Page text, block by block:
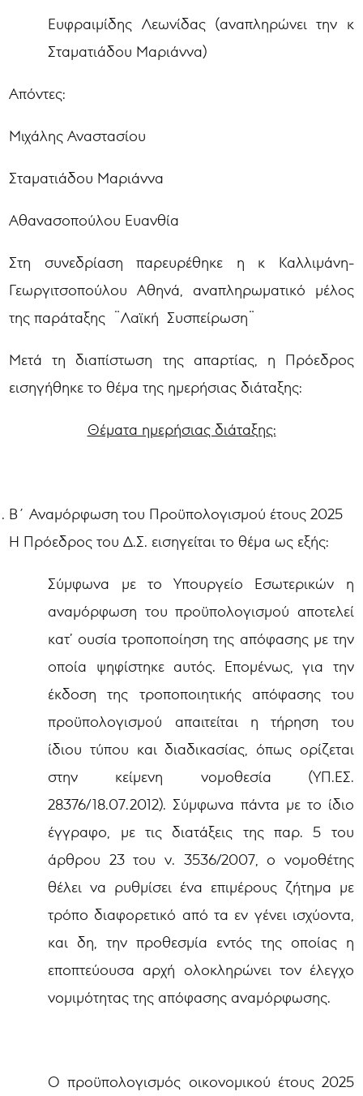
Ευφραιμίδης Λεωνίδας (αναπληρώνει την κ
Σταματιάδου Μαριάννα)
Απόντες:
Μιχάλης Αναστασίου
Σταματιάδου Μαριάννα
Αθανασοπούλου Ευανθία
Στη συνεδρίαση παρευρέθηκε η κ Καλλιμάνη-
Γεωργιτσοπούλου Αθηνά, αναπληρωματικό μέλος
της παράταξης ¨Λαϊκή Συσπείρωση¨
Μετά τη διαπίστωση της απαρτίας, η Πρόεδρος
εισηγήθηκε το θέμα της ημερήσιας διάταξης:
Θέματα ημερήσιας διάταξης:
Β΄ Αναμόρφωση του Προϋπολογισμού έτους 2025
Η Πρόεδρος του Δ.Σ. εισηγείται το θέμα ως εξής:
Σύμφωνα με το Υπουργείο Εσωτερικών η
αναμόρφωση του προϋπολογισμού αποτελεί
κατ’ ουσία τροποποίηση της απόφασης με την
οποία ψηφίστηκε αυτός. Επομένως, για την
έκδοση της τροποποιητικής απόφασης του
προϋπολογισμού απαιτείται η τήρηση του
ίδιου τύπου και διαδικασίας, όπως ορίζεται
στην κείμενη νομοθεσία (ΥΠ.ΕΣ.
28376/18.07.2012). Σύμφωνα πάντα με το ίδιο
έγγραφο, με τις διατάξεις της παρ. 5 του
άρθρου 23 του ν. 3536/2007, ο νομοθέτης
θέλει να ρυθμίσει ένα επιμέρους ζήτημα με
τρόπο διαφορετικό από τα εν γένει ισχύοντα,
και δη, την προθεσμία εντός της οποίας η
εποπτεύουσα αρχή ολοκληρώνει τον έλεγχο
νομιμότητας της απόφασης αναμόρφωσης.
Ο προϋπολογισμός οικονομικού έτους 2025